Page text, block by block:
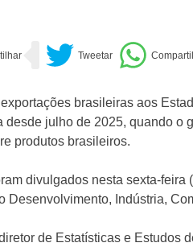
brasileiras aos
desde julho de 2025, quando o
produtos brasileiros.
divulgados nesta sexta-
Desenvolvimento, Indústria,
de Estatísticas e Estudos